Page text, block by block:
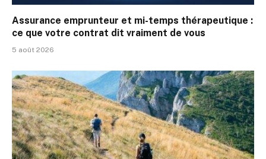
Assurance emprunteur et mi-temps thérapeutique :
ce que votre contrat dit vraiment de vous
5 août 2026